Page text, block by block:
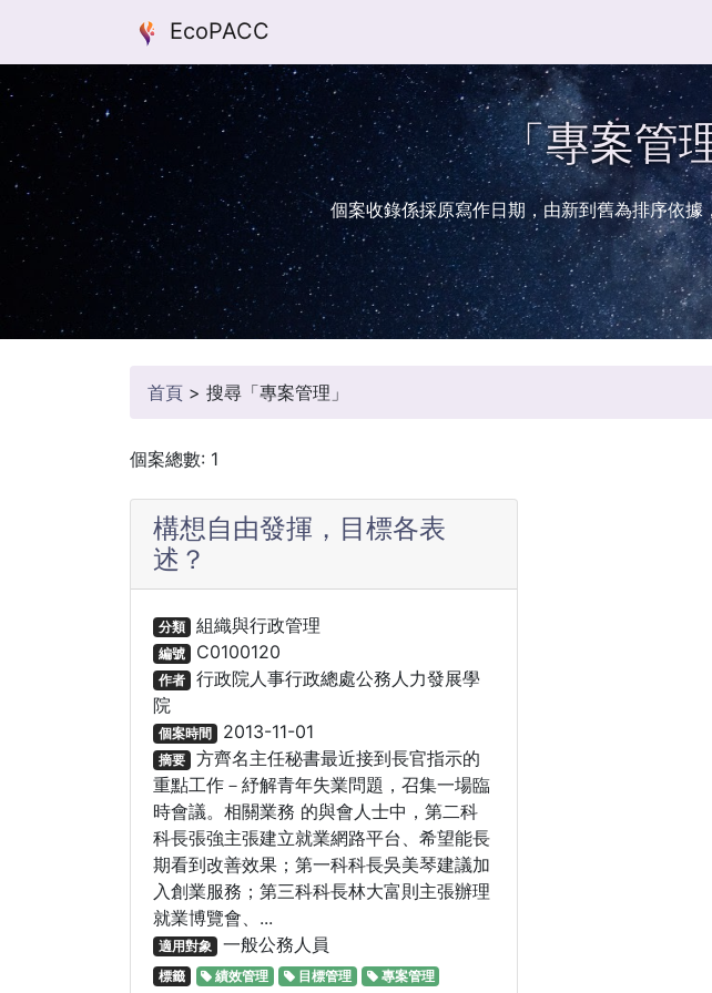
EcoPACC
「專案管
個案收錄係採原寫作日期，由新到舊為排序依
首頁 > 搜尋「專案管理」
個案總數: 1
構想自由發揮，目標各表
述？
分類 組織與行政管理
編號 C0100120
作者 行政院人事行政總處公務人力發展學
院
個案時間 2013-11-01
摘要 方齊名主任秘書最近接到長官指示的
重點工作－紓解青年失業問題，召集一場臨
時會議。相關業務 的與會人士中，第二科
科長張強主張建立就業網路平台、希望能長
期看到改善效果；第一科科長吳美琴建議加
入創業服務；第三科科長林大富則主張辦理
就業博覽會、...
適用對象 一般公務人員
標籤 績效管理 目標管理 專案管理